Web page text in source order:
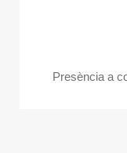
Presència a